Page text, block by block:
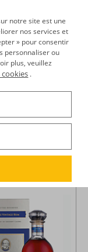
-
Exclusiva - 12
40°
+
notre site est une
nos services et
» pour consentir
personnaliser ou
plus, veuillez
.